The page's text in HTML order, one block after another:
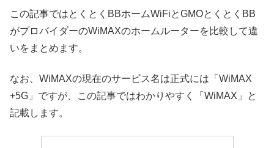
この記事ではとくとくBBホームWiFiとGMOとくとくBB
がプロバイダーのWiMAXのホームルーターを比較して違
いをまとめます。
なお、WiMAXの現在のサービス名は正式には「WiMAX
+5G」ですが、この記事ではわかりやすく「WiMAX」と
記載します。